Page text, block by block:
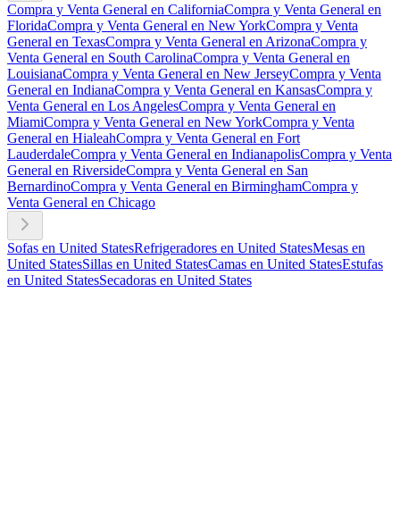
Compra y Venta General en CaliforniaCompra y Venta General en
FloridaCompra y Venta General en New YorkCompra y Venta
General en TexasCompra y Venta General en ArizonaCompra y
Venta General en South CarolinaCompra y Venta General en
LouisianaCompra y Venta General en New JerseyCompra y Venta
General en IndianaCompra y Venta General en KansasCompra y
Venta General en Los AngelesCompra y Venta General en
MiamiCompra y Venta General en New YorkCompra y Venta
General en HialeahCompra y Venta General en Fort
LauderdaleCompra y Venta General en IndianapolisCompra y Venta
General en RiversideCompra y Venta General en San
BernardinoCompra y Venta General en BirminghamCompra y
Venta General en Chicago
Sofas en United StatesRefrigeradores en United StatesMesas en
United StatesSillas en United StatesCamas en United StatesEstufas
en United StatesSecadoras en United States